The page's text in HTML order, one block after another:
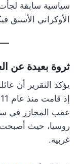
سياسية سابقة
الأوكراني الأسبق
ثروة بعيدة عن
يؤكد التقرير أن
عقب المجازر في
روسيا، حيث أصبحت
غربية.